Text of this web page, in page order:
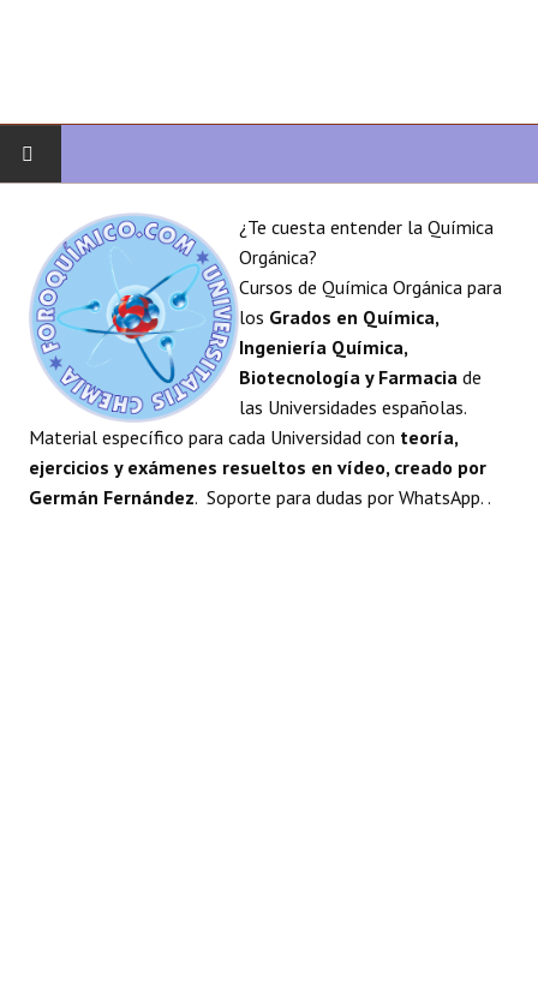
QUÍMICA ORGÁNICA
ORGÁNICA AVANZADA
HETEROCICLOS
SÍNTESIS
ESPECTROSCOPÍA
¿Te cuesta entender la Química
Orgánica?
Cursos de Química Orgánica para
los Grados en Química,
Ingeniería Química,
Biotecnología y Farmacia de
las Universidades españolas.
Material específico para cada Universidad con teoría,
ejercicios y exámenes resueltos en vídeo, creado por
Germán Fernández. Soporte para dudas por WhatsApp. .